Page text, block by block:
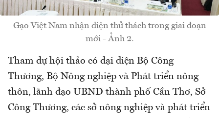
Gạo Việt Nam nhận diện thử thách trong giai đoạn
mới - Ảnh 2.
Tham dự hội thảo có đại diện Bộ Công
Thương, Bộ Nông nghiệp và Phát triển nông
thôn, lãnh đạo UBND thành phố Cần Thơ, Sở
Công Thương, các sở nông nghiệp và phát triển